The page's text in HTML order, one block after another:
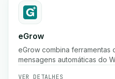
eGrow
eGrow combina ferramentas
mensagens automáticas do
VER DETALHES